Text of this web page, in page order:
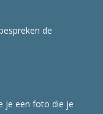
de
je een foto die je